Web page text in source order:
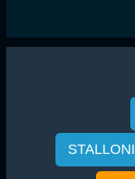
STALLONI